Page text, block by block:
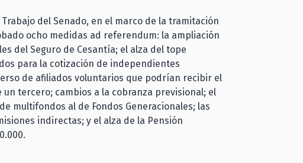
del Senado, en el marco de la tramitación
ocho medidas ad referendum: la ampliación
del Seguro de Cesantía; el alza del tope
para la cotización de independientes
de afiliados voluntarios que podrían recibir el
tercero; cambios a la cobranza previsional; el
multifondos al de Fondos Generacionales; las
indirectas; y el alza de la Pensión